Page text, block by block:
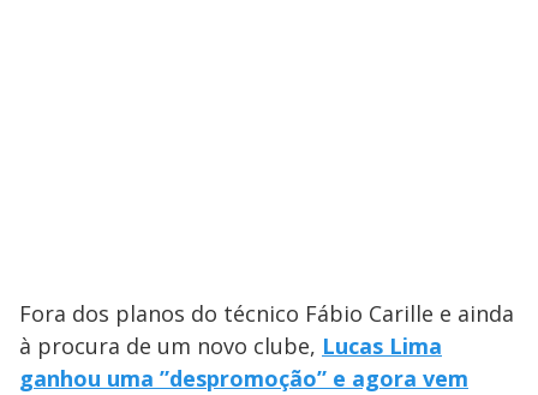
Fora dos planos do técnico Fábio Carille e ainda
à procura de um novo clube, Lucas Lima
ganhou uma ”despromoção” e agora vem